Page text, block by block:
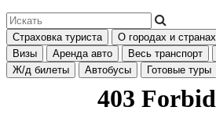
Страховка туриста О городах и странах
Визы
Аренда авто Весь транспорт
Ж/д билеты
Автобусы Готовые туры